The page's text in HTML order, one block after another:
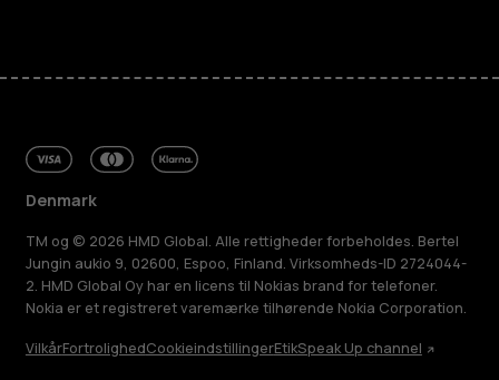
Denmark
TM og © 2026 HMD Global. Alle rettigheder forbeholdes. Bertel
Jungin aukio 9, 02600, Espoo, Finland. Virksomheds-ID 2724044-
2. HMD Global Oy har en licens til Nokias brand for telefoner.
Nokia er et registreret varemærke tilhørende Nokia Corporation.
VilkårFortrolighedCookieindstillingerEtikSpeak Up channel